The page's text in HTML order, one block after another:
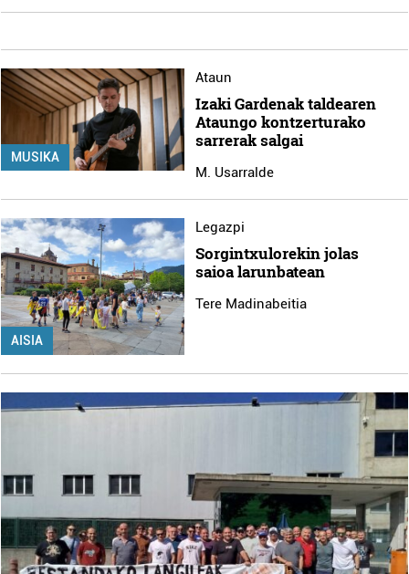
MUSIKA
Ataun
Izaki Gardenak taldearen
Ataungo kontzerturako
sarrerak salgai
M. Usarralde
AISIA
Legazpi
Sorgintxulorekin jolas
saioa larunbatean
Tere Madinabeitia